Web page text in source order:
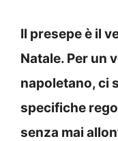
Il presepe è il
Natale. Per un
napoletano, ci
specifiche
senza mai